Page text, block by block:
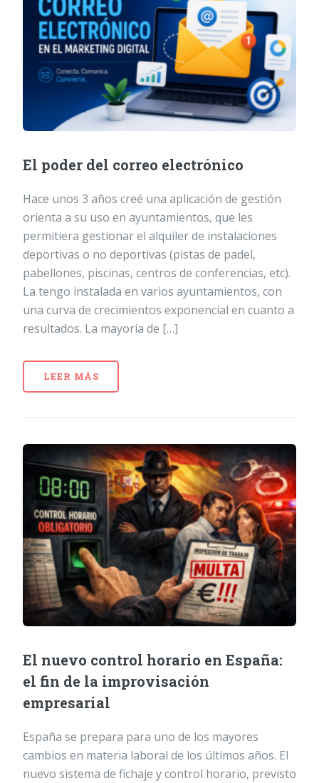
El poder del correo electrónico
Hace unos 3 años creé una aplicación de gestión
orienta a su uso en ayuntamientos, que les
permitiera gestionar el alquiler de instalaciones
deportivas o no deportivas (pistas de padel,
pabellones, piscinas, centros de conferencias, etc).
La tengo instalada en varios ayuntamientos, con
una curva de crecimientos exponencial en cuanto a
resultados. La mayoría de […]
LEER MÁS
El nuevo control horario en España:
el fin de la improvisación
empresarial
España se prepara para uno de los mayores
cambios en materia laboral de los últimos años. El
nuevo sistema de fichaje y control horario, previsto